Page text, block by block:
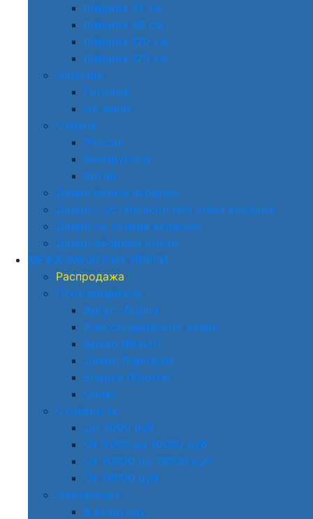
Ширина 97 см
Ширина 98 см
Ширина 120 см
Ширина 125 см
Наличие
Готовые
На заказ
Страна
Россия
Белоруссия
Китай
Двери новые входные
Двери с установкой под ключ входные
Двери со склада входные
Двери входные оптом
МЕЖКОМНАТНЫЕ ДВЕРИ
Распродажа
Производитель
Аргус (Argus)
Александровские двери
Браво (Bravo)
Двери Барнаула
Епорта (Eporta)
Оникс
Стоимость
До 5000 руб
От 5000 до 10000 руб
От 10000 до 18000 руб
От 18000 руб
Назначение
В квартиру